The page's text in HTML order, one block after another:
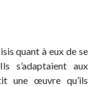
quant à eux de se
s’adaptaient aux
une œuvre qu’ils